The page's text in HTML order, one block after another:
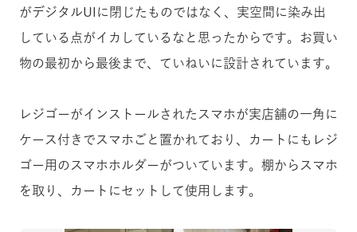
がデジタルUIに閉じたものではなく、実空間に染み出
している点がイカしているなと思ったからです。お買い
物の最初から最後まで、ていねいに設計されています。
レジゴーがインストールされたスマホが実店舗の一角に
ケース付きでスマホごと置かれており、カートにもレジ
ゴー用のスマホホルダーがついています。棚からスマホ
を取り、カートにセットして使用します。